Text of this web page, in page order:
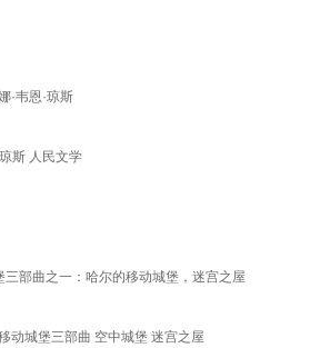
·韦恩·琼斯
斯 人民文学
部曲之一：哈尔的移动城堡，迷宫之屋
动城堡三部曲 空中城堡 迷宫之屋